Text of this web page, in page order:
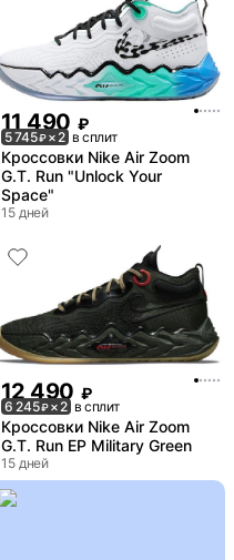
11 490 ₽
5 745₽× 2 в сплит
Кроссовки Nike Air Zoom
G.T. Run "Unlock Your
Space"
15 дней
12 490 ₽
6 245₽× 2 в сплит
Кроссовки Nike Air Zoom
G.T. Run EP Military Green
15 дней